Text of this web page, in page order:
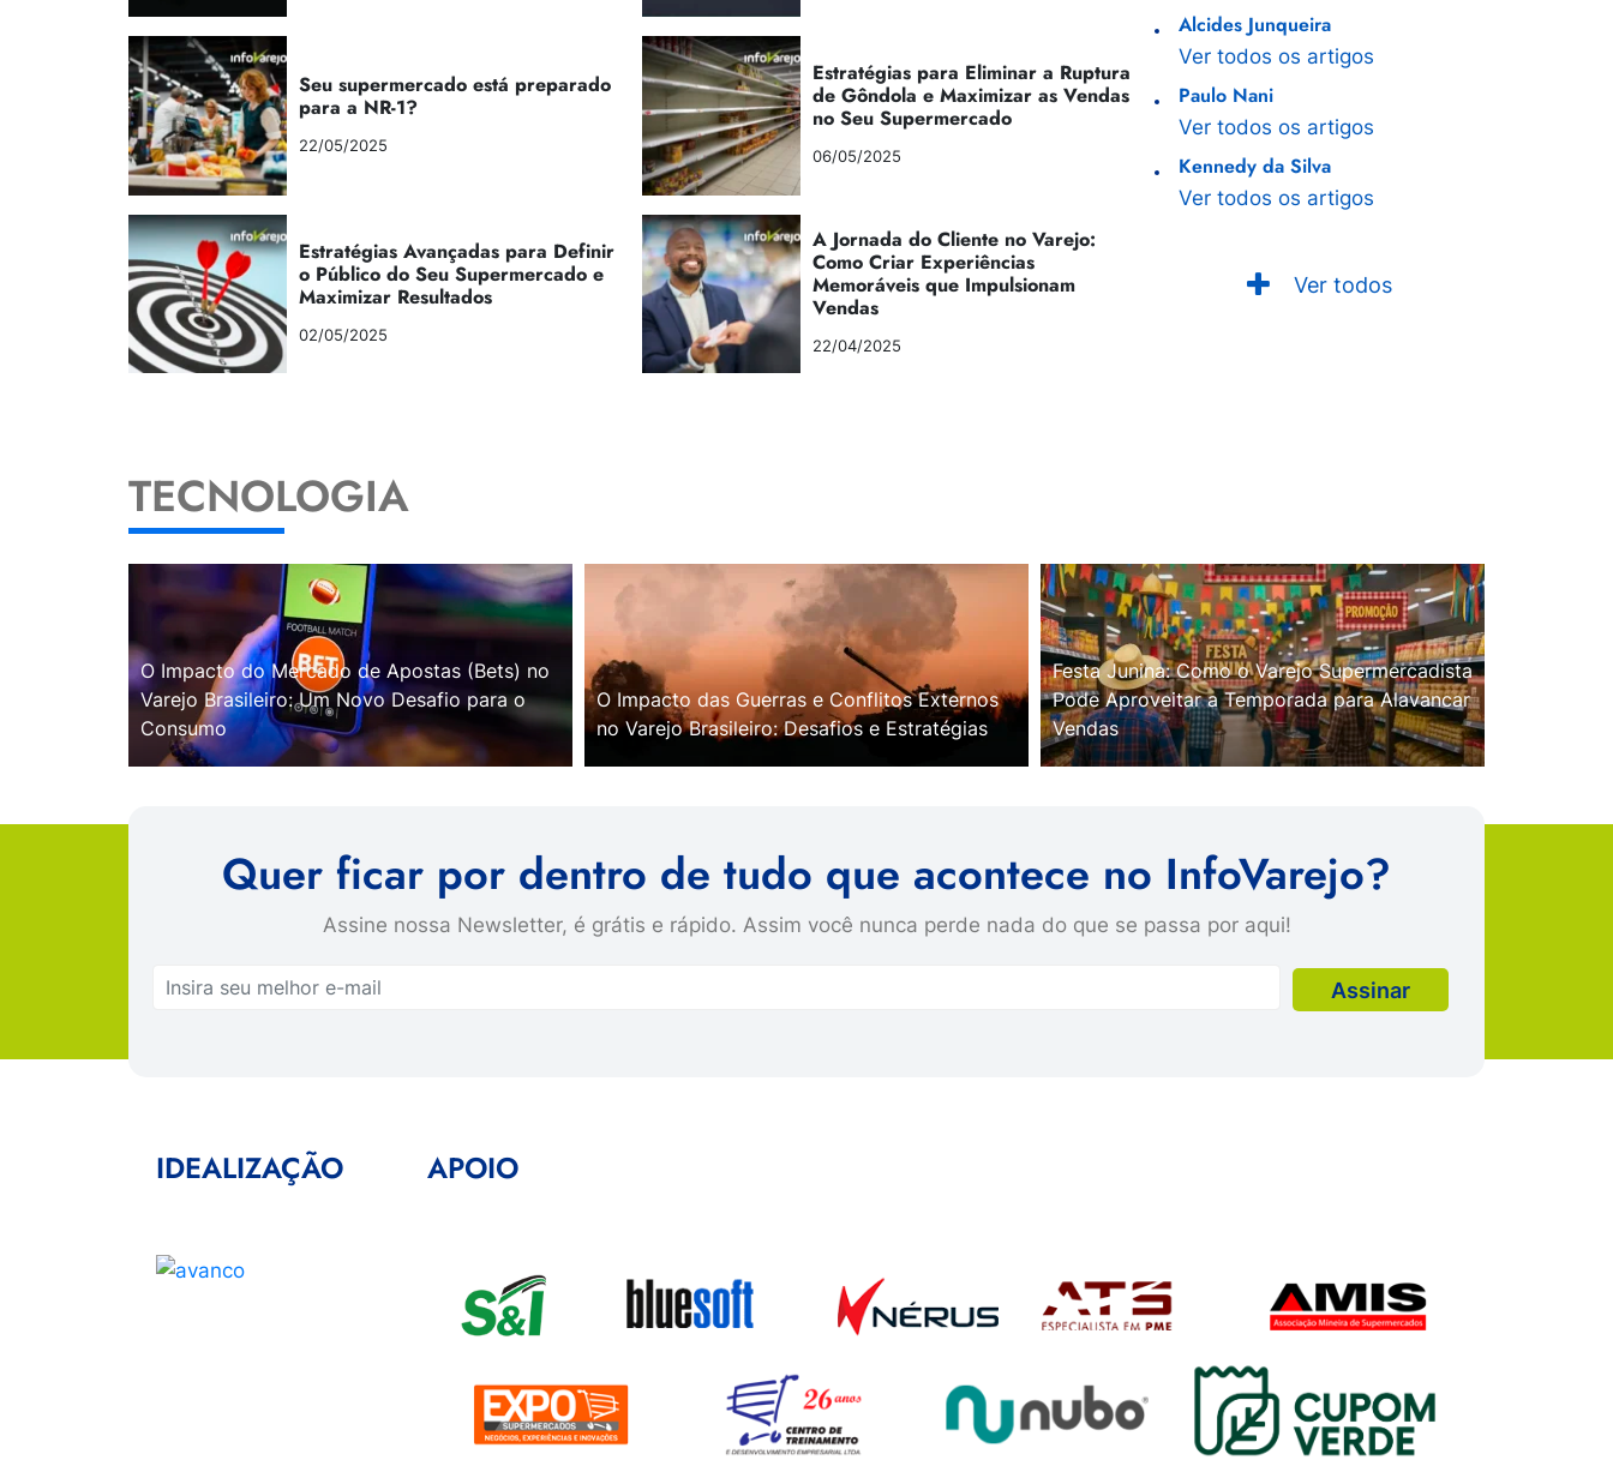
Seu supermercado está preparado
para a NR-1?
22/05/2025
Estratégias para Eliminar a Ruptura
de Gôndola e Maximizar as Vendas
no Seu Supermercado
06/05/2025
Estratégias Avançadas para Definir
o Público do Seu Supermercado e
Maximizar Resultados
02/05/2025
A Jornada do Cliente no Varejo:
Como Criar Experiências
Memoráveis que Impulsionam
Vendas
22/04/2025
Alcides Junqueira
Ver todos os artigos
Paulo Nani
Ver todos os artigos
Kennedy da Silva
Ver todos os artigos
Ver todos
TECNOLOGIA
O Impacto do Mercado de Apostas (Bets) no
Varejo Brasileiro: Um Novo Desafio para o
Consumo
O Impacto das Guerras e Conflitos Externos
no Varejo Brasileiro: Desafios e Estratégias
Festa Junina: Como o Varejo Supermercadista
Pode Aproveitar a Temporada para Alavancar
Vendas
Quer ficar por dentro de tudo que acontece no InfoVarejo?
Assine nossa Newsletter, é grátis e rápido. Assim você nunca perde nada do que se passa por aqui!
IDEALIZAÇÃO APOIO